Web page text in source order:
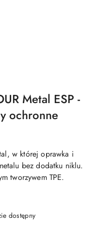
Metal ESP -
ochronne
w której oprawka i
bez dodatku niklu.
tworzywem TPE.
dostępny